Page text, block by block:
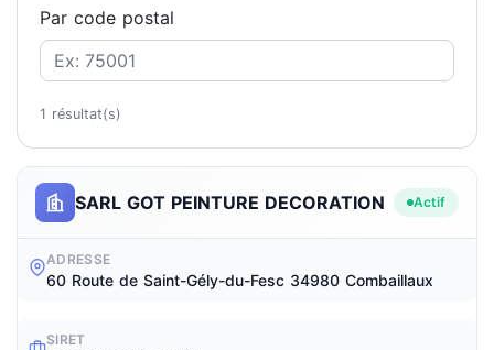
SARL GOT PEINTURE DECORATION Actif
ADRESSE
60 Route de Saint-Gély-du-Fesc 34980 Combaillaux
SIRET
Par code postal
1 résultat(s)